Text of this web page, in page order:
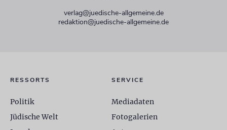
verlag@juedische-allgemeine.de
redaktion@juedische-allgemeine.de
RESSORTS
Politik
Jüdische Welt
SERVICE
Mediadaten
Fotogalerien